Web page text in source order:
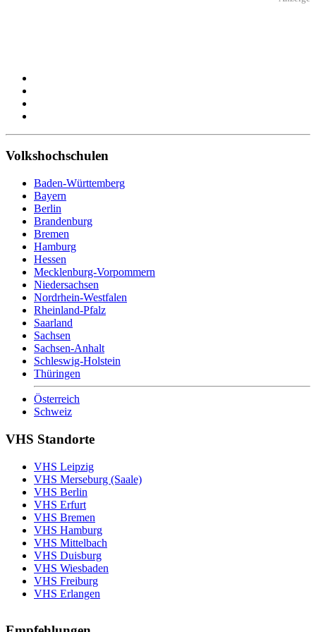
Volkshochschulen
Baden-Württemberg
Bayern
Berlin
Brandenburg
Bremen
Hamburg
Hessen
Mecklenburg-Vorpommern
Niedersachsen
Nordrhein-Westfalen
Rheinland-Pfalz
Saarland
Sachsen
Sachsen-Anhalt
Schleswig-Holstein
Thüringen
Österreich
Schweiz
VHS Standorte
VHS Leipzig
VHS Merseburg (Saale)
VHS Berlin
VHS Erfurt
VHS Bremen
VHS Hamburg
VHS Mittelbach
VHS Duisburg
VHS Wiesbaden
VHS Freiburg
VHS Erlangen